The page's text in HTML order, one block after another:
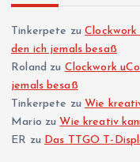
Tinkerpete zu
den ich jemals besaß
Roland zu Clockwork
jemals besaß
Tinkerpete zu Wie
Mario zu Wie kreativ
ER zu Das TTGO T-